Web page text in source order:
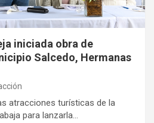
iniciada obra de
Salcedo, Hermanas
atracciones turísticas de la
para lanzarla…